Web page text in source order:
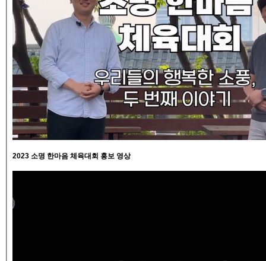
2023 소명 한마음 체육대회 홍보 영상